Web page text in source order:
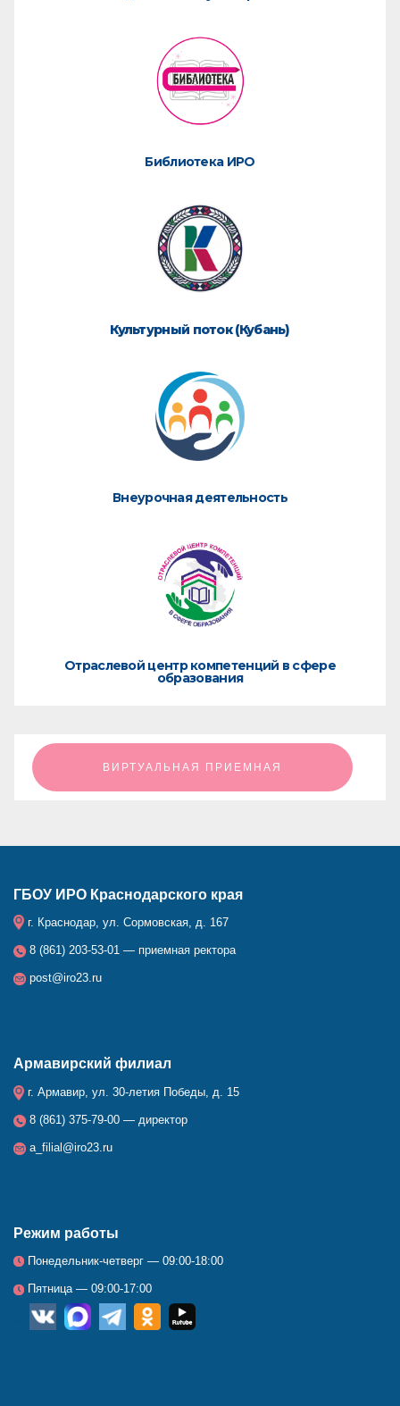
Библиотека ИРО
Культурный поток (Кубань)
Внеурочная деятельность
Отраслевой центр компетенций в сфере
образования
ㅤㅤㅤㅤㅤㅤㅤㅤㅤВИРТУАЛЬНАЯ ПРИЕМНАЯㅤㅤㅤㅤㅤㅤㅤㅤㅤ
ГБОУ ИРО Краснодарского края
г. Краснодар, ул. Сормовская, д. 167
8 (861) 203-53-01 — приемная ректора
post@iro23.ru
Армавирский филиал
г. Армавир, ул. 30-летия Победы, д. 15
8 (861) 375-79-00 — директор
a_filial@iro23.ru
Режим работы
Понедельник-четверг — 09:00-18:00
Пятница — 09:00-17:00